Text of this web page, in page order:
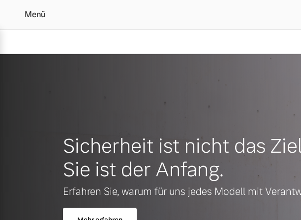
Menü
Sicherheit ist nicht das
Sie ist der Anfang.
Erfahren Sie, warum für uns jedes Modell mit